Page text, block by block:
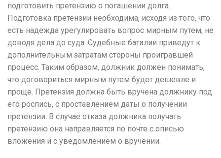
подготовить претензию о погашении долга.
Подготовка претензии необходима, исходя из того, что
есть надежда урегулировать вопрос мирным путем, не
доводя дела до суда. Судебные баталии приведут к
дополнительным затратам стороны проигравшей
процесс. Таким образом, должник должен понимать,
что договориться мирным путем будет дешевле и
проще. Претензия должна быть вручена должнику под
его роспись, с проставлением даты о получении
претензии. В случае отказа должника получать
претензию она направляется по почте с описью
вложения и с уведомлением о вручении.